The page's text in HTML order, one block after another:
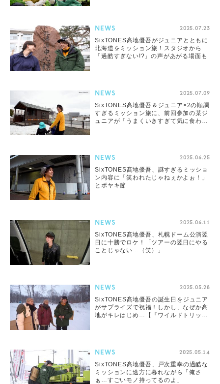
NEWS 2025.07.23
SixTONES高地優吾がジュニアとともに
北海道をミッション旅！スタジオから
「過酷すぎない!?」の声があがる場面も
NEWS 2025.07.09
SixTONES髙地優吾＆ジュニア×2の順調
すぎるミッション旅に、前回参加の某ジ
ュニアが「うまくいきすぎて気に⾷わな
NEWS 2025.06.25
SixTONES髙地優吾、謎すぎるミッショ
ン内容に「笑われたじゃねぇかよぉ！」
とボヤキ節
NEWS 2025.06.11
SixTONES髙地優吾、札幌ドーム公演翌
日に⼗勝でロケ！「ツアーの翌日にやる
ことじゃない…（笑）」
NEWS 2025.05.28
SixTONES髙地優吾の誕⽣⽇をジュニア
がサプライズで祝福！しかし、なぜか髙
地がキレはじめ…【『ワイルドトリッパ
NEWS 2025.05.14
SixTONES髙地優吾、戸次重幸の過酷な
ミッションに途方に暮れながら「俺さ
ぁ…すごいモノ持ってるのよ」